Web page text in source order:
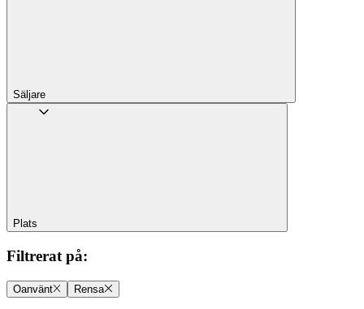
Säljare
Plats
Filtrerat på:
Oanvänt Rensa